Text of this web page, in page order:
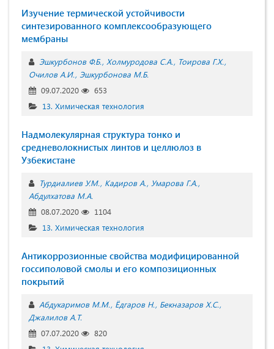
Изучение термической устойчивости
синтезированного комплексообразующего
мембраны
Эшкурбонов Ф.Б. Холмуродова С.А. Тоирова Г.Х.
Очилов А.И. Эшкурбонова М.Б.
09.07.2020
653
13. Химическая технология
Надмолекулярная структура тонко и
средневолокнистых линтов и целлюлоз в
Узбекистане
Турдиалиев У.М. Кадиров А. Умарова Г.А.
Абдулхатова М.А.
08.07.2020
1104
13. Химическая технология
Антикоррозионные свойства модифицированной
госсиполовой смолы и его композиционных
покрытий
Абдукаримов М.М. Ёдгаров Н. Бекназаров Х.С.
Джалилов А.Т.
07.07.2020
820